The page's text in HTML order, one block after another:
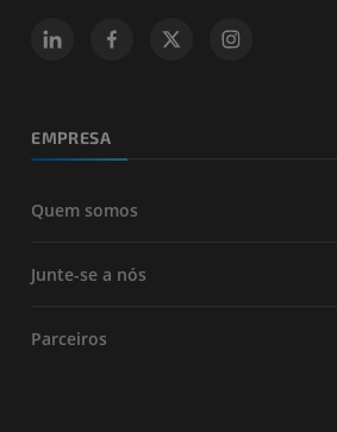
EMPRESA
Quem somos
Junte-se a nós
Parceiros